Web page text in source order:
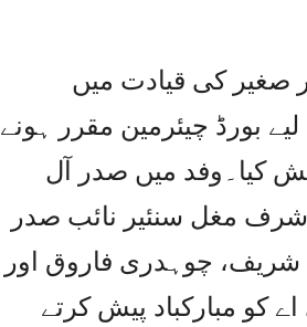
صغیر کی قیادت میں
بورڈ چیئرمین مقرر ہونے
کیا۔وفد میں صدر آل
مغل سنئیر نائب صدر
چوہدری فاروق اور
کو مبارکباد پیش کرتے